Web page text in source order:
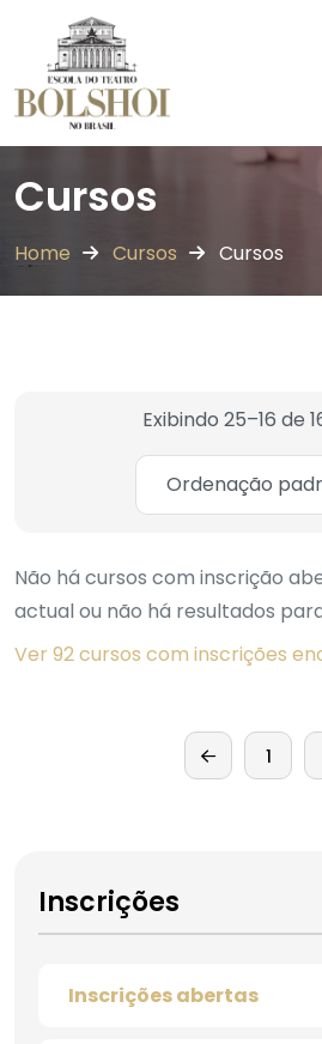
Cursos
Home Cursos Cursos
Exibindo 25–16 de
Não há cursos com inscrição
actual ou não há resultados
Ver 92 cursos com inscrições
1
Inscrições
Inscrições abertas